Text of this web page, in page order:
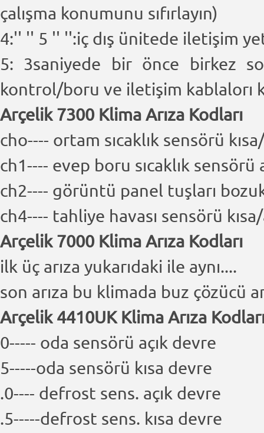
çalışma konumunu sıfırlayın)
4:'' '' 5 '' '':iç dış ünitede iletişim
5: 3saniyede bir önce birkez
kontrol/boru ve iletişim kablalorı
Arçelik 7300 Klima Arıza Kodları
cho---- ortam sıcaklık sensörü
ch1---- evep boru sıcaklık sensörü
ch2---- görüntü panel tuşları
ch4---- tahliye havası sensörü
Arçelik 7000 Klima Arıza Kodları
ilk üç arıza yukarıdaki ile aynı....
son arıza bu klimada buz çözücü
Arçelik 4410UK Klima Arıza
0----- oda sensörü açık devre
5-----oda sensörü kısa devre
.0---- defrost sens. açık devre
.5-----defrost sens. kısa devre